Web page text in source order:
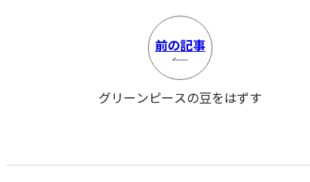
前の記事
グリーンピースの豆をはずす